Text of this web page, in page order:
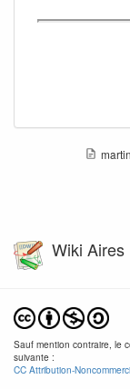
Wiki
Sauf mention contraire, le
suivante :
CC Attribution-